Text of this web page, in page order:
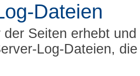
Dateien
der Seiten erhebt
Log-Dateien,